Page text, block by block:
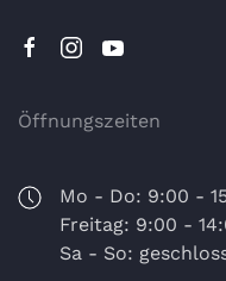
Öffnungszeiten
Mo - Do: 9:00 -
Freitag: 9:00 -
Sa - So: